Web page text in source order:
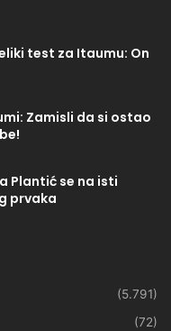
test za Itaumu: On
Zamisli da si ostao
Plantić se na isti
prvaka
(5.791)
(72)